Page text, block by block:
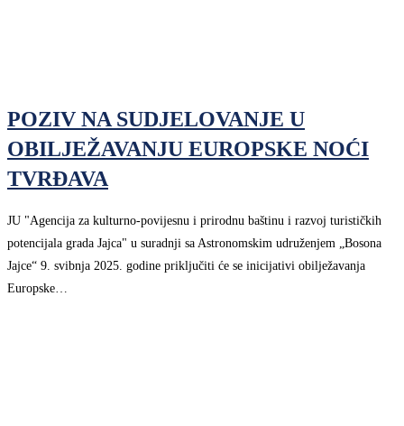
POZIV NA SUDJELOVANJE U
OBILJEŽAVANJU EUROPSKE NOĆI
TVRĐAVA
JU "Agencija za kulturno-povijesnu i prirodnu baštinu i razvoj turističkih
potencijala grada Jajca" u suradnji sa Astronomskim udruženjem „Bosona
Jajce“ 9. svibnja 2025. godine priključiti će se inicijativi obilježavanja
Europske…